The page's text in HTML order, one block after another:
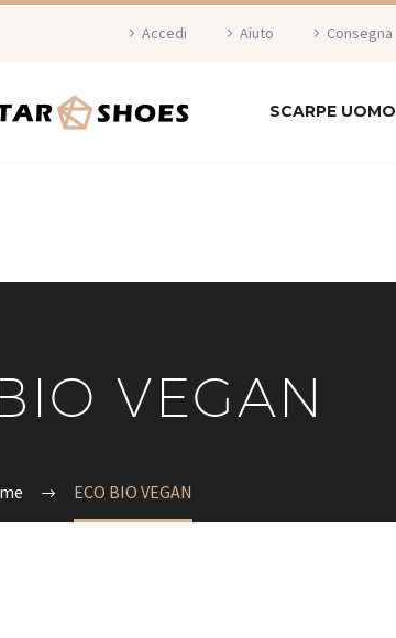
Accedi Aiuto Consegna
SCARPE UOMO
VEGAN
ECO BIO VEGAN